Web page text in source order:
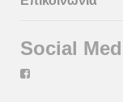
Social